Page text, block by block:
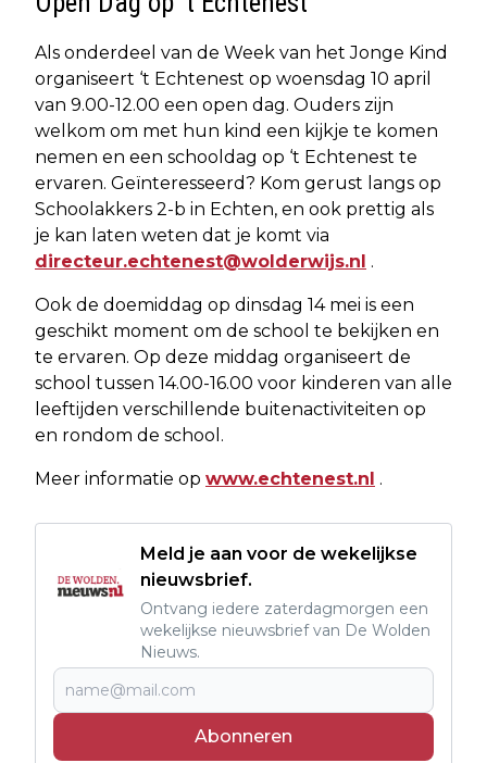
Als onderdeel van de Week van het Jonge Kind
organiseert ‘t Echtenest op woensdag 10 april
van 9.00-12.00 een open dag. Ouders zijn
welkom om met hun kind een kijkje te komen
nemen en een schooldag op ‘t Echtenest te
ervaren. Geïnteresseerd? Kom gerust langs op
Schoolakkers 2-b in Echten, en ook prettig als
je kan laten weten dat je komt via
directeur.echtenest@wolderwijs.nl .
Ook de doemiddag op dinsdag 14 mei is een
geschikt moment om de school te bekijken en
te ervaren. Op deze middag organiseert de
school tussen 14.00-16.00 voor kinderen van alle
leeftijden verschillende buitenactiviteiten op
en rondom de school.
Meer informatie op www.echtenest.nl .
Meld je aan voor de wekelijkse
nieuwsbrief.
Ontvang iedere zaterdagmorgen een
wekelijkse nieuwsbrief van De Wolden
Nieuws.
Abonneren